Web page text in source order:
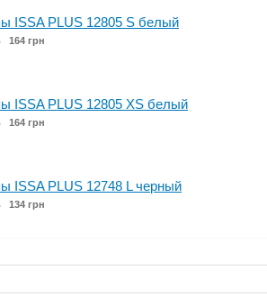
ISSA PLUS 12805 S белый
164 грн
ISSA PLUS 12805 XS белый
164 грн
ISSA PLUS 12748 L черный
134 грн